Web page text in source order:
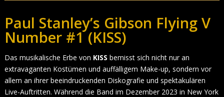
Paul Stanley’s Gibson Flying V
Number #1 (KISS)
Das musikalische Erbe von KISS bemisst sich nicht nur an
extravaganten Kostümen und auffälligem Make-up, sondern vor
allem an ihrer beeindruckenden Diskografie und spektakulären
Live-Auftritten. Während die Band im Dezember 2023 in New York